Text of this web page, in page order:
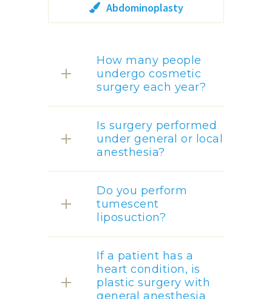
Abdominoplasty
How many people
undergo cosmetic
surgery each year?
Is surgery performed
under general or local
anesthesia?
Do you perform
tumescent
liposuction?
If a patient has a
heart condition, is
plastic surgery with
general anesthesia